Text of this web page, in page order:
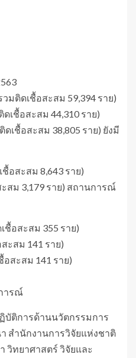
มติดเชื้อสะสม 59,394 ราย)
เชื้อสะสม 44,310 ราย)
เชื้อสะสม 38,805 ราย) ยังมี
ชื้อสะสม 8,643 ราย)
สม 3,179 ราย) สถานการณ์
ชื้อสะสม 355 ราย)
ะสม 141 ราย)
อสะสม 141 ราย)
ารณ์
บัติการด้านนวัตกรรมการ
สำนักงานการวิจัยแห่งชาติ
วิทยาศาสตร์ วิจัยและ